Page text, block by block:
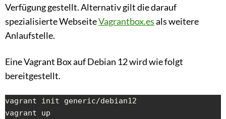
Verfügung gestellt. Alternativ gilt die darauf
spezialisierte WebseiteVagrantbox.esals weitere
Anlaufstelle.
Eine Vagrant Box auf Debian 12 wird wie folgt
bereitgestellt.
vagrant init generic/debian12
vagrant up